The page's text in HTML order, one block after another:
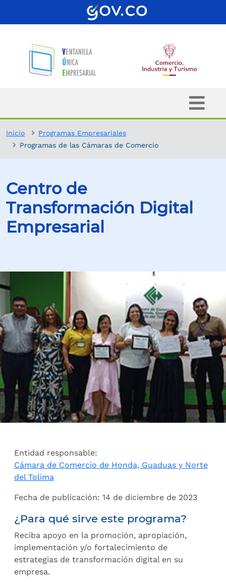
Inicio
Programas Empresariales
Programas de las Cámaras de Comercio
Centro de
Transformación Digital
Empresarial
Entidad responsable:
Cámara de Comercio de Honda, Guaduas y Norte
del Tolima
Fecha de publicación: 14 de diciembre de 2023
¿Para qué sirve este programa?
Reciba apoyo en la promoción, apropiación,
implementación y/o fortalecimiento de
estrategias de transformación digital en su
empresa.